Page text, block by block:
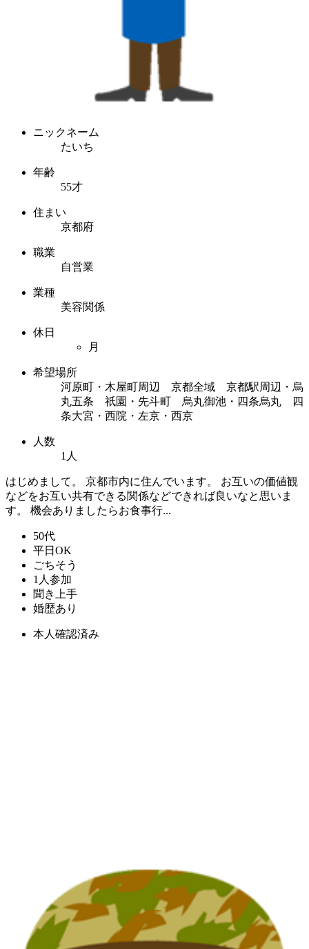
ニックネーム
たいち
年齢
55才
住まい
京都府
職業
自営業
業種
美容関係
休日
月
希望場所
河原町・木屋町周辺 京都全域 京都駅周辺・烏
丸五条 祇園・先斗町 烏丸御池・四条烏丸 四
条大宮・西院・左京・西京
人数
1人
はじめまして。 京都市内に住んでいます。 お互いの価値観
などをお互い共有できる関係などできれば良いなと思いま
す。 機会ありましたらお食事行...
50代
平日OK
ごちそう
1人参加
聞き上手
婚歴あり
本人確認済み